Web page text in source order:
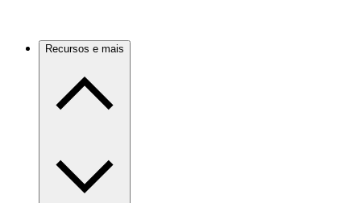
Recursos e mais